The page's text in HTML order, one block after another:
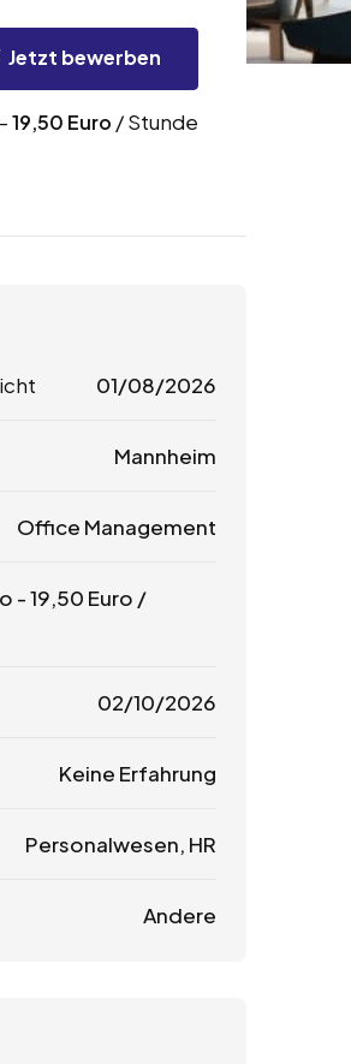
Jetzt bewerben
-19,50 Euro / Stunde
01/08/2026
Mannheim
Office Management
-19,50 Euro /
02/10/2026
Keine Erfahrung
Personalwesen, HR
Andere